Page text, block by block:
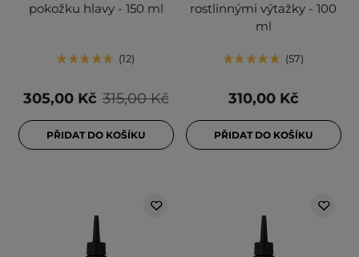
pokožku hlavy - 150 ml
12
315,00 Kč
305,00 Kč
PŘIDAT DO KOŠÍKU
rostlinnými výtažky - 100
ml
57
310,00 Kč
PŘIDAT DO KOŠÍKU